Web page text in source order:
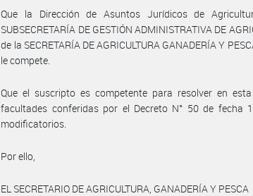
Que la Dirección de Asuntos Jurídicos de
SUBSECRETARÍA DE GESTIÓN ADMINISTRATIVA DE
de la SECRETARÍA DE AGRICULTURA GANADERÍA Y
le compete.
Que el suscripto es competente para resolver en
facultades conferidas por el Decreto N° 50 de fecha
modificatorios.
Por ello,
EL SECRETARIO DE AGRICULTURA, GANADERÍA Y PESCA